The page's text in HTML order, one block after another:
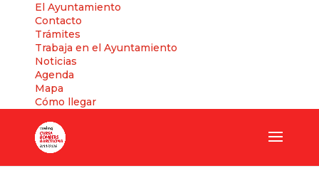
El Ayuntamiento
Contacto
Trámites
Trabaja en el Ayuntamiento
Noticias
Agenda
Mapa
Cómo llegar